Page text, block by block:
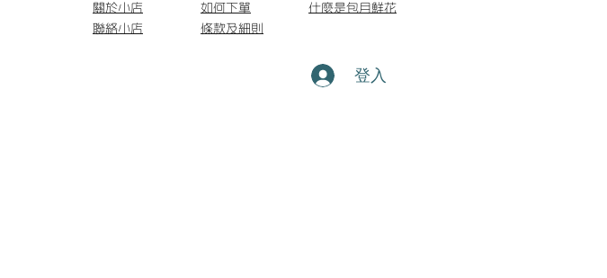
關於小店
聯絡小店
如何下單
條款及細則
什麼是包月鮮花
登入